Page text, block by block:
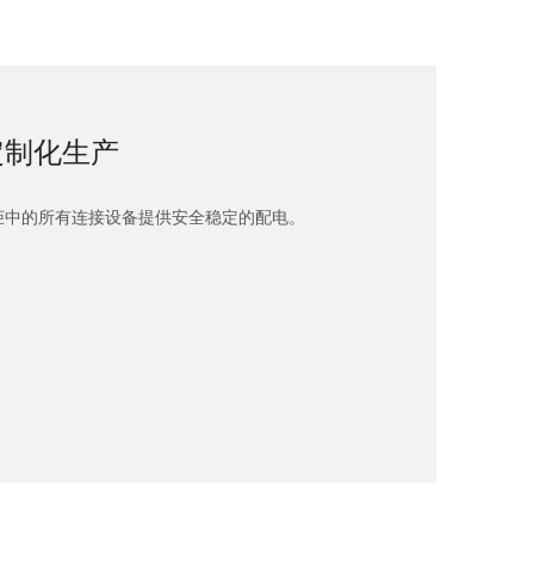
化生产
的所有连接设备提供安全稳定的配电。